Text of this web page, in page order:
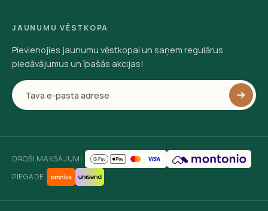
JAUNUMU VĒSTKOPA
Pievienojies jaunumu vēstkopai un saņem regulārus
piedāvājumus un īpašās akcijas!
DROŠI MAKSĀJUMI
PIEGĀDE